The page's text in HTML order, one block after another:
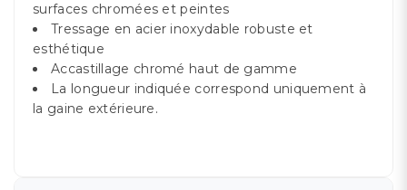
surfaces chromées et peintes
Tressage en acier inoxydable robuste et
esthétique
Accastillage chromé haut de gamme
La longueur indiquée correspond uniquement à
la gaine extérieure.